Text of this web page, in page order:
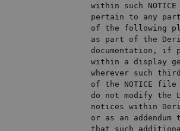
within such NOTICE
pertain to any
of
the following
as part of the
documentation, if
within
a display
wherever such third
of
the NOTICE file
do
not modify the
notices within
or as an addendum